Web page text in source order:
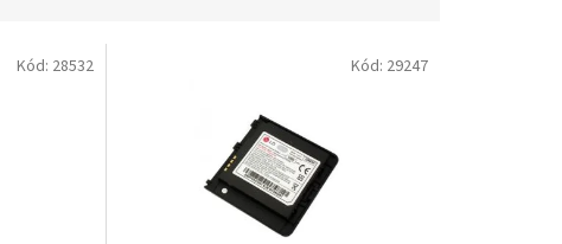
Kód: 28532 Kód: 29247